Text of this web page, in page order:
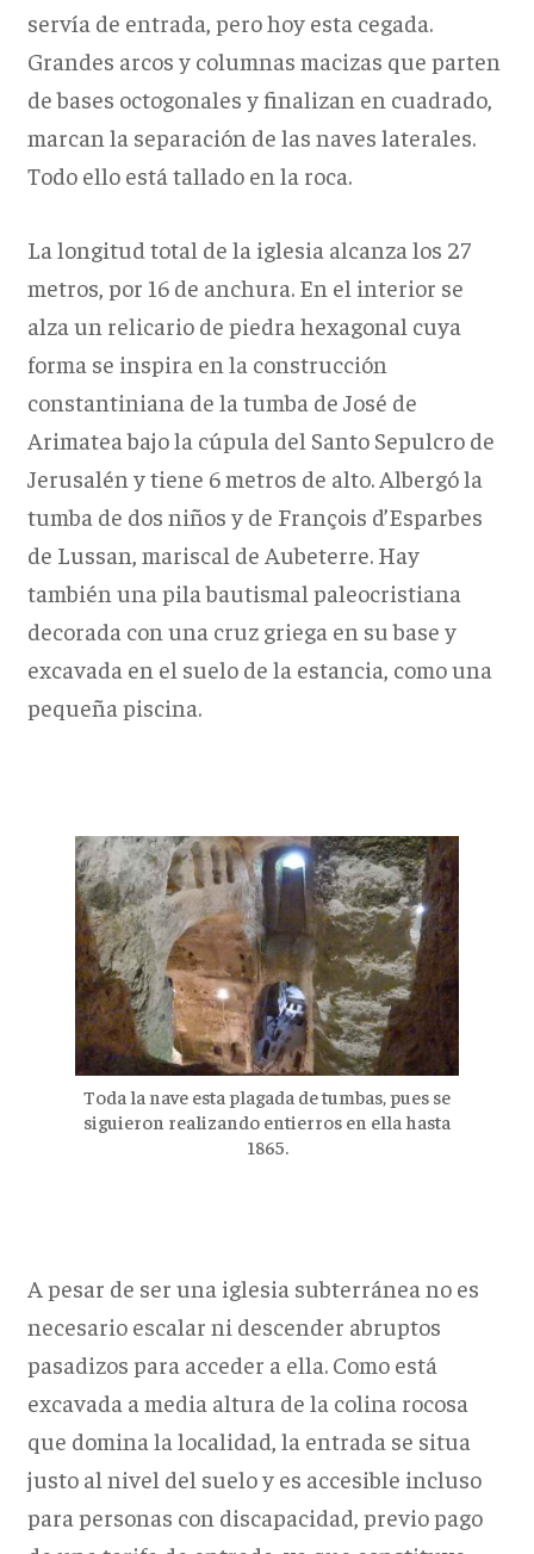
servía de entrada, pero hoy esta cegada.
Grandes arcos y columnas macizas que parten
de bases octogonales y finalizan en cuadrado,
marcan la separación de las naves laterales.
Todo ello está tallado en la roca.
La longitud total de la iglesia alcanza los 27
metros, por 16 de anchura. En el interior se
alza un relicario de piedra hexagonal cuya
forma se inspira en la construcción
constantiniana de la tumba de José de
Arimatea bajo la cúpula del Santo Sepulcro de
Jerusalén y tiene 6 metros de alto. Albergó la
tumba de dos niños y de François d’Esparbes
de Lussan, mariscal de Aubeterre. Hay
también una pila bautismal paleocristiana
decorada con una cruz griega en su base y
excavada en el suelo de la estancia, como una
pequeña piscina.
Toda la nave esta plagada de tumbas, pues se
siguieron realizando entierros en ella hasta
1865.
A pesar de ser una iglesia subterránea no es
necesario escalar ni descender abruptos
pasadizos para acceder a ella. Como está
excavada a media altura de la colina rocosa
que domina la localidad, la entrada se situa
justo al nivel del suelo y es accesible incluso
para personas con discapacidad, previo pago